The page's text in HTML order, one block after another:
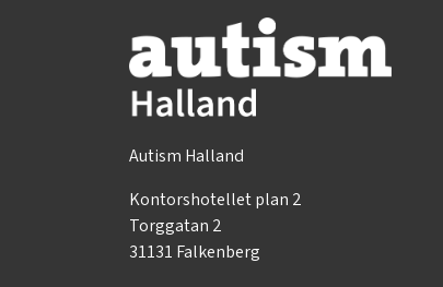
Autism Halland
Kontorshotellet plan 2
Torggatan 2
31131 Falkenberg